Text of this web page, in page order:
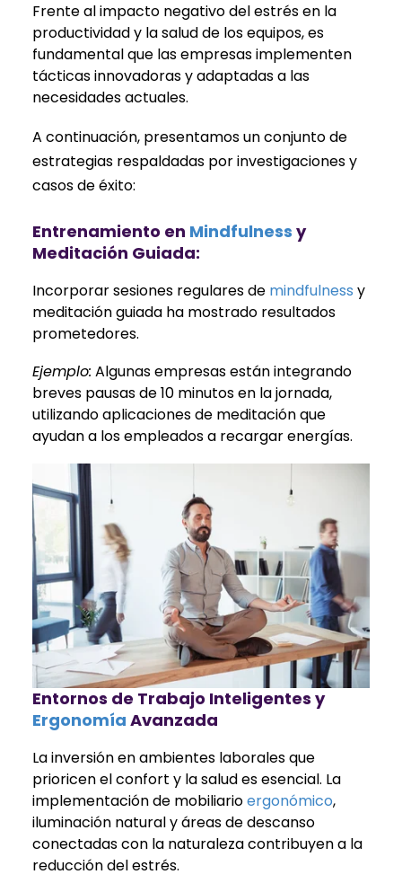
Frente al impacto negativo del estrés en la
productividad y la salud de los equipos, es
fundamental que las empresas implementen
tácticas innovadoras y adaptadas a las
necesidades actuales.
A continuación, presentamos un conjunto de
estrategias respaldadas por investigaciones y
casos de éxito:
Entrenamiento en Mindfulness y
Meditación Guiada:
Incorporar sesiones regulares de mindfulness y
meditación guiada ha mostrado resultados
prometedores.
Ejemplo: Algunas empresas están integrando
breves pausas de 10 minutos en la jornada,
utilizando aplicaciones de meditación que
ayudan a los empleados a recargar energías.
Entornos de Trabajo Inteligentes y
Ergonomía Avanzada
La inversión en ambientes laborales que
prioricen el confort y la salud es esencial. La
implementación de mobiliarioergonómico,
iluminación natural y áreas de descanso
conectadas con la naturaleza contribuyen a la
reducción del estrés.